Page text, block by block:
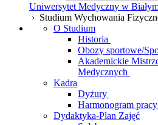
Uniwersytet Medyczny w
› Studium Wychowania
O Studium
Historia
Obozy sportowe/
Akademickie
Medycznych
Kadra
Dyżury
Harmonogram
Dydaktyka-Plan Zajęć